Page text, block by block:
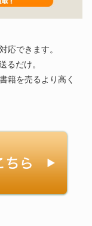
応できます。
るだけ。
籍を売るより高く